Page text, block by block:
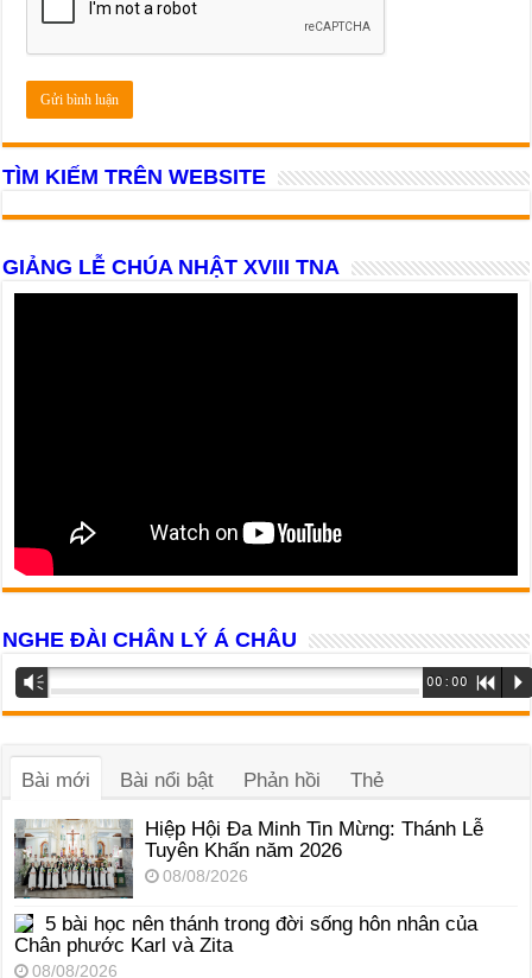
TÌM KIẾM TRÊN WEBSITE
GIẢNG LỄ CHÚA NHẬT XVIII TNA
NGHE ĐÀI CHÂN LÝ Á CHÂU
Trình
phát
Vm 00:00 R P
Bài mới Bài nổi bật Phản hồi Thẻ
Hiệp Hội Đa Minh Tin Mừng: Thánh Lễ
Tuyên Khấn năm 2026
08/08/2026
5 bài học nên thánh trong đời sống hôn nhân của
Chân phước Karl và Zita
08/08/2026